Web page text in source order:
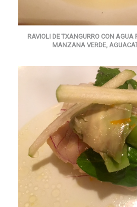
RAVIOLI DE TXANGURRO CON AGUA
MANZANA VERDE,